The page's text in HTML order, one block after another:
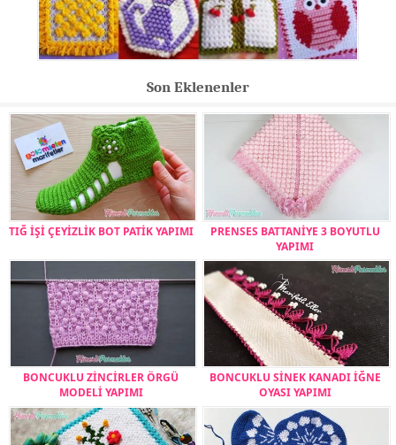
Son Eklenenler
TIĞ İŞİ ÇEYİZLİK BOT PATİK YAPIMI
PRENSES BATTANİYE 3 BOYUTLU
YAPIMI
BONCUKLU ZİNCİRLER ÖRGÜ
MODELİ YAPIMI
BONCUKLU SİNEK KANADI İĞNE
OYASI YAPIMI